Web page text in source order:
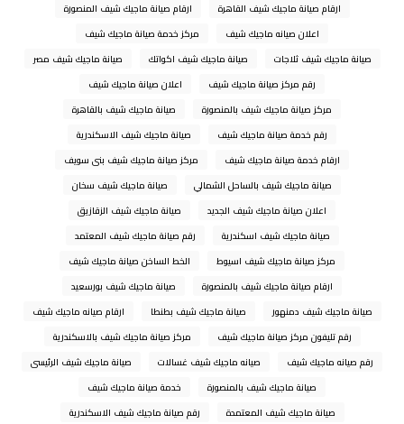
ارقام صيانة ماجيك شيف القاهرة
ارقام صيانة ماجيك شيف المنصورة
اعلان صيانه ماجيك شيف
مركز خدمة صيانة ماجيك شيف
صيانة ماجيك شيف ثلاجات
صيانة ماجيك شيف اكواتك
صيانة ماجيك شيف مصر
رقم مركز صيانة ماجيك شيف
اعلان صيانة ماجيك شيف
مركز صيانة ماجيك شيف بالمنصورة
صيانة ماجيك شيف بالقاهرة
رقم خدمة صيانة ماجيك شيف
صيانة ماجيك شيف الاسكندرية
ارقام خدمة صيانة ماجيك شيف
مركز صيانة ماجيك شيف بنى سويف
صيانة ماجيك شيف بالساحل الشمالي
صيانة ماجيك شيف سخان
اعلان صيانة ماجيك شيف الجديد
صيانة ماجيك شيف الزقازيق
صيانة ماجيك شيف اسكندرية
رقم صيانة ماجيك شيف المعتمد
مركز صيانة ماجيك شيف اسيوط
الخط الساخن صيانة ماجيك شيف
ارقام صيانة ماجيك شيف بالمنصورة
صيانة ماجيك شيف بورسعيد
صيانة ماجيك شيف دمنهور
صيانة ماجيك شيف بطنطا
ارقام صيانه ماجيك شيف
رقم تليفون مركز صيانة ماجيك شيف
مركز صيانة ماجيك شيف بالاسكندرية
رقم صيانه ماجيك شيف
صيانه ماجيك شيف غسالات
صيانة ماجيك شيف الرئيسى
صيانة ماجيك شيف بالمنصورة
خدمة صيانة ماجيك شيف
صيانة ماجيك شيف المعتمدة
رقم صيانة ماجيك شيف الاسكندرية